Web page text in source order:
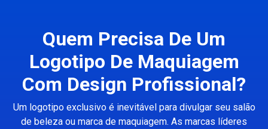
Quem Precisa De Um
Logotipo De Maquiagem
Com Design Profissional?
Um logotipo exclusivo é inevitável para divulgar seu salão
de beleza ou marca de maquiagem. As marcas líderes